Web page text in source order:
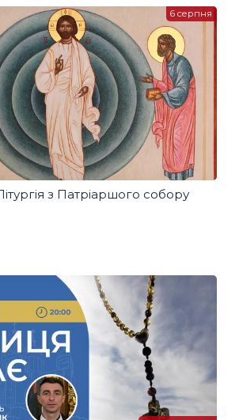
з Патріаршого собору
6 серпня